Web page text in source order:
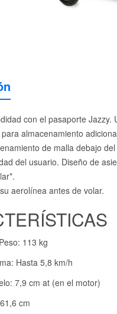
con el pasaporte
almacenamiento
de malla debajo
del usuario. Diseño de
aerolínea antes de volar.
113 kg
Hasta 5,8 km/h
7,9 cm at (en el motor)
cm